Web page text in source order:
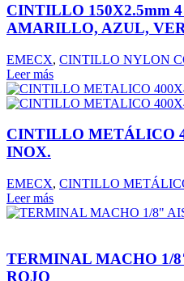
CINTILLO 150X2.5mm
AMARILLO, AZUL,
EMECX, CINTILLO NYLON
Leer más
CINTILLO METÁLICO
INOX.
EMECX, CINTILLO
Leer más
TERMINAL MACHO 1/
ROJO